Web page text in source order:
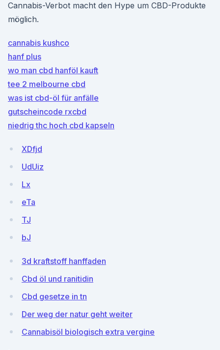
Cannabis-Verbot macht den Hype um CBD-Produkte
möglich.
cannabis kushco
hanf plus
wo man cbd hanföl kauft
tee 2 melbourne cbd
was ist cbd-öl für anfälle
gutscheincode rxcbd
niedrig thc hoch cbd kapseln
XDfjd
UdUiz
Lx
eTa
TJ
bJ
3d kraftstoff hanffaden
Cbd öl und ranitidin
Cbd gesetze in tn
Der weg der natur geht weiter
Cannabisöl biologisch extra vergine